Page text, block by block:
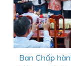
Ban Chấp